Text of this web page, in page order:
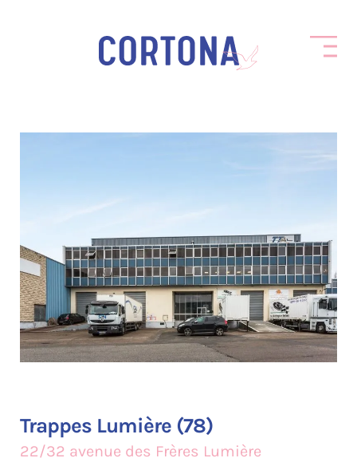
Trappes Lumière (78)
22/32 avenue des Frères Lumière